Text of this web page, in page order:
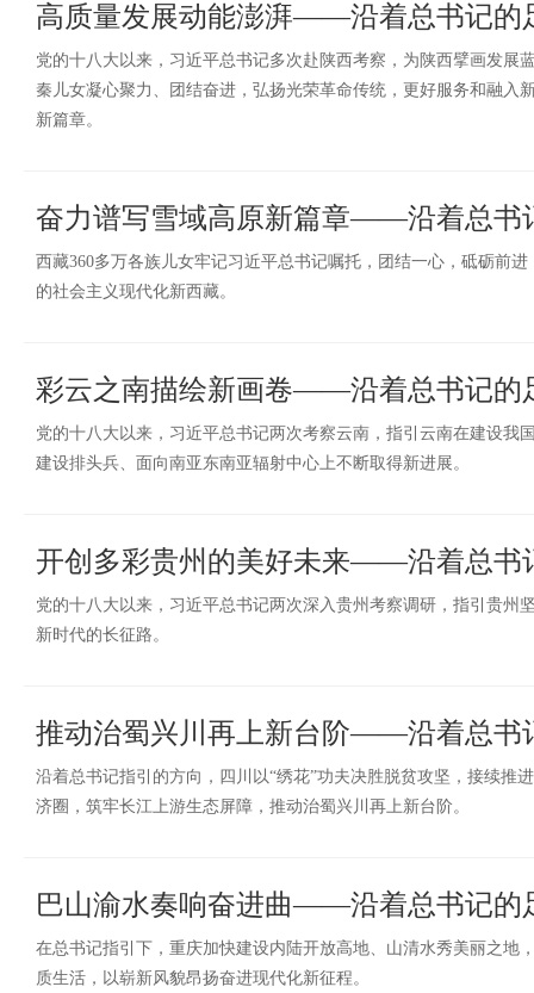
高质量发展动能澎湃——沿着总书记的
党的十八大以来，习近平总书记多次赴陕西考察，为陕西擘画发展
秦儿女凝心聚力、团结奋进，弘扬光荣革命传统，更好服务和融入
新篇章。
奋力谱写雪域高原新篇章——沿着总书
西藏360多万各族儿女牢记习近平总书记嘱托，团结一心，砥砺前
的社会主义现代化新西藏。
彩云之南描绘新画卷——沿着总书记的
党的十八大以来，习近平总书记两次考察云南，指引云南在建设我
建设排头兵、面向南亚东南亚辐射中心上不断取得新进展。
开创多彩贵州的美好未来——沿着总书
党的十八大以来，习近平总书记两次深入贵州考察调研，指引贵州
新时代的长征路。
推动治蜀兴川再上新台阶——沿着总书
沿着总书记指引的方向，四川以“绣花”功夫决胜脱贫攻坚，接续推
济圈，筑牢长江上游生态屏障，推动治蜀兴川再上新台阶。
巴山渝水奏响奋进曲——沿着总书记的
在总书记指引下，重庆加快建设内陆开放高地、山清水秀美丽之地
质生活，以崭新风貌昂扬奋进现代化新征程。